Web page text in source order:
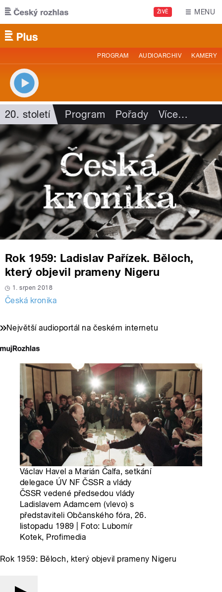
Přejít k hlavnímu obsahu
ŽIVĚ MENU
PROGRAM AUDIOARCHIV KAMERY
20. století Program Pořady Více…
Rok 1959: Ladislav Pařízek. Běloch,
který objevil prameny Nigeru
1. srpen 2018
Česká kronika
Největší audioportál na českém internetu
Václav Havel a Marián Čalfa, setkání
delegace ÚV NF ČSSR a vlády
ČSSR vedené předsedou vlády
Ladislavem Adamcem (vlevo) s
představiteli Občanského fóra, 26.
listopadu 1989 | Foto: Lubomír
Kotek, Profimedia
Rok 1959: Běloch, který objevil prameny Nigeru